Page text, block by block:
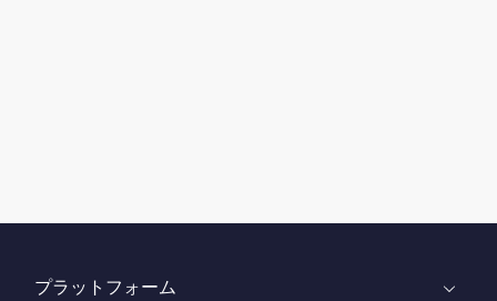
プラットフォーム